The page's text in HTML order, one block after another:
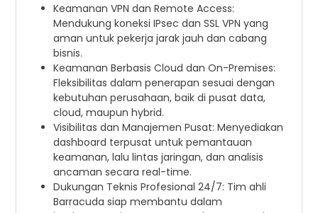
Keamanan VPN dan Remote Access:
Mendukung koneksi IPsec dan SSL VPN yang
aman untuk pekerja jarak jauh dan cabang
bisnis.
Keamanan Berbasis Cloud dan On-Premises:
Fleksibilitas dalam penerapan sesuai dengan
kebutuhan perusahaan, baik di pusat data,
cloud, maupun hybrid.
Visibilitas dan Manajemen Pusat: Menyediakan
dashboard terpusat untuk pemantauan
keamanan, lalu lintas jaringan, dan analisis
ancaman secara real-time.
Dukungan Teknis Profesional 24/7: Tim ahli
Barracuda siap membantu dalam